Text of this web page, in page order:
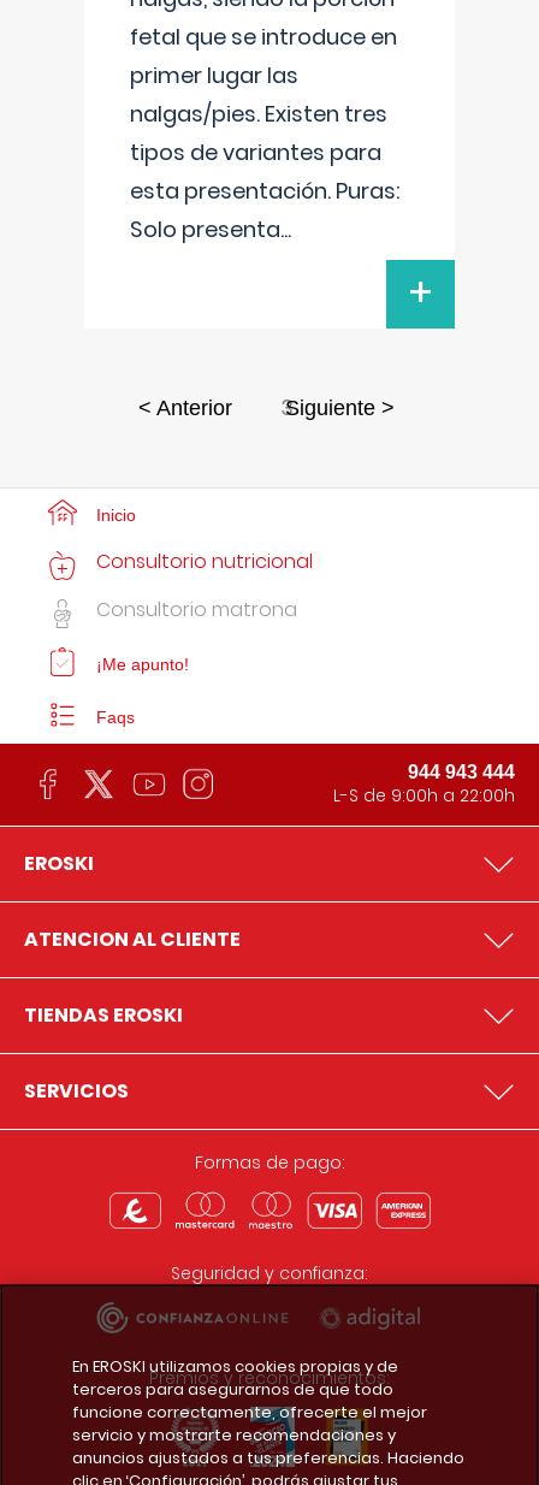
fetal que se introduce en
primer lugar las
nalgas/pies. Existen tres
tipos de variantes para
esta presentación. Puras:
Solo presenta...
+
< Anterior 3Siguiente >
Inicio
Consultorio nutricional
Consultorio matrona
¡Me apunto!
Faqs
944 943 444
L-S de 9:00h a 22:00h
EROSKI
ATENCION AL CLIENTE
TIENDAS EROSKI
SERVICIOS
Formas de pago:
Seguridad y confianza:
Premios y reconocimientos:
En EROSKI utilizamos cookies propias y de
terceros para asegurarnos de que todo
funcione correctamente, ofrecerte el mejor
servicio y mostrarte recomendaciones y
anuncios ajustados a tus preferencias. Haciendo
clic en ‘Configuración’, podrás ajustar tus